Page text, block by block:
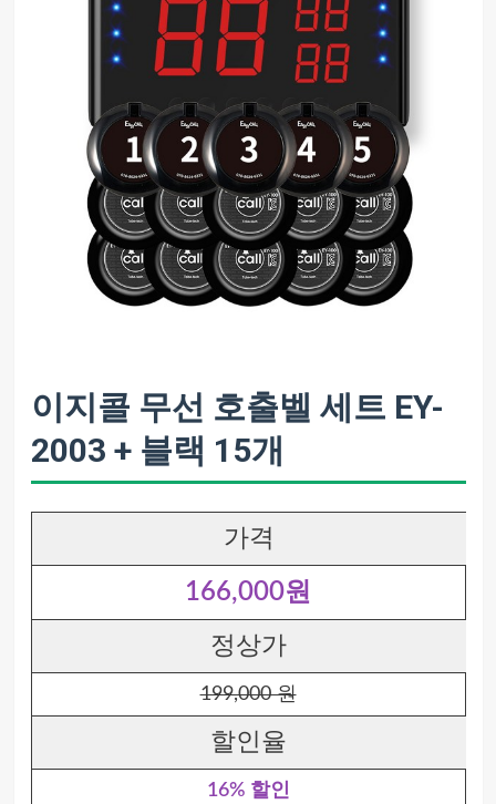
이지콜 무선 호출벨 세트 EY-
2003 + 블랙 15개
가격
166,000원
정상가
199,000 원
할인율
16% 할인